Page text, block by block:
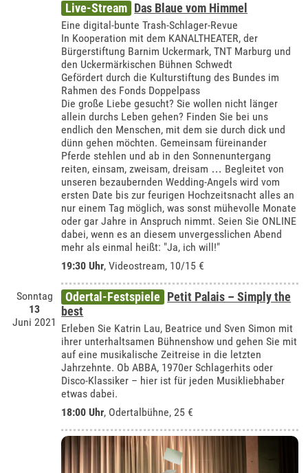
Live-Stream Das Blaue vom Himmel
Eine digital-bunte Trash-Schlager-Revue
In Kooperation mit dem KANALTHEATER, der
Bürgerstiftung Barnim Uckermark, TNT Marburg und
den Uckermärkischen Bühnen Schwedt
Gefördert durch die Kulturstiftung des Bundes im
Rahmen des Fonds Doppelpass
Die große Liebe gesucht? Sie wollen nicht länger
allein durchs Leben gehen? Finden Sie bei uns
endlich den Menschen, mit dem sie durch dick und
dünn gehen möchten. Gemeinsam füreinander
Pferde stehlen und ab in den Sonnenuntergang
reiten, einsam, zweisam, dreisam … Begleitet von
unseren bezaubernden Wedding-Angels wird vom
ersten Date bis zur feurigen Hochzeitsnacht alles an
nur einem Tag möglich, was sonst mühevolle Monate
oder gar Jahre in Anspruch nimmt. Seien Sie ONLINE
dabei, wenn es an diesem unvergesslichen Abend
mehr als einmal heißt: "Ja, ich will!"
19:30 Uhr, Videostream, 10/15 €
Sonntag
13
Juni 2021
Odertal-Festspiele Petit Palais – Simply the
best
Erleben Sie Katrin Lau, Beatrice und Sven Simon mit
ihrer unterhaltsamen Bühnenshow und gehen Sie mit
auf eine musikalische Zeitreise in die letzten
Jahrzehnte. Ob ABBA, 1970er Schlagerhits oder
Disco-Klassiker – hier ist für jeden Musikliebhaber
etwas dabei.
18:00 Uhr, Odertalbühne, 25 €